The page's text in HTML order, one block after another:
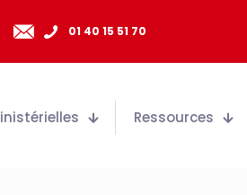
01 40 15 51 70
Ressources